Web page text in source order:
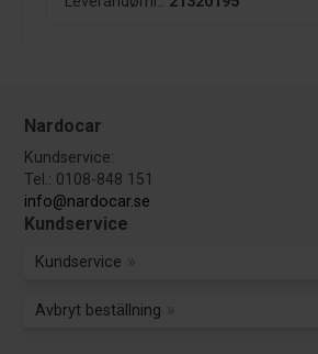
Nardocar
Kundservice:
Tel.: 0108-848 151
info@nardocar.se
Kundservice
Kundservice
Avbryt beställning